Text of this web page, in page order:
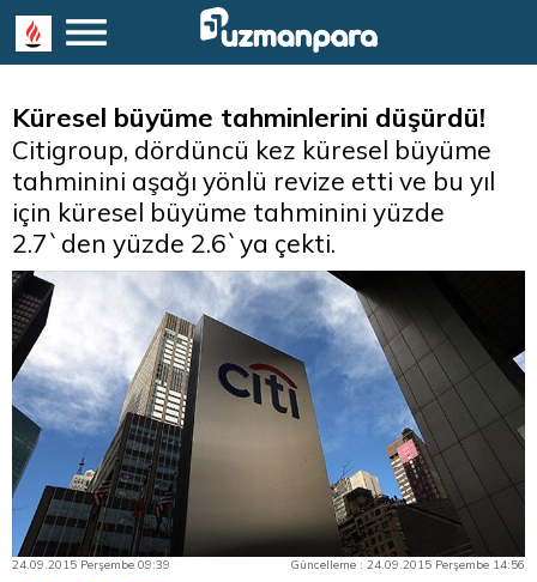
Küresel büyüme tahminlerini düşürdü!
Citigroup, dördüncü kez küresel büyüme
tahminini aşağı yönlü revize etti ve bu yıl
için küresel büyüme tahminini yüzde
2.7`den yüzde 2.6`ya çekti.
24.09.2015 Perşembe 09:39 Güncelleme : 24.09.2015 Perşembe 14:56